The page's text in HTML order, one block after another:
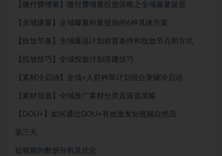
【微付费增量】微付费增量投放策略之全域爆量设置
【全域爆量】全域爆量和量投放的6种具体方案
【投放节奏】全域爆流计划前置条件和投放节点和方式
【投放技巧】全域投放计划搭建技巧
【素材冷启动】全域+人群种草计划混合突破冷启动
【素材筛选】全域推广素材分类及筛选策略
【DOU+】如何通过DOU+有效激发短视频自然流
第三天
短视频的数据分析及优化